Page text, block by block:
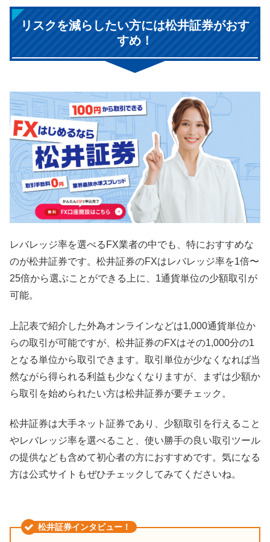
リスクを減らしたい方には松井証券がおす
すめ！
レバレッジ率を選べるFX業者の中でも、特におすすめな
のが松井証券です。松井証券のFXはレバレッジ率を1倍〜
25倍から選ぶことができる上に、1通貨単位の少額取引が
可能。
上記表で紹介した外為オンラインなどは1,000通貨単位か
らの取引が可能ですが、松井証券のFXはその1,000分の1
となる単位から取引できます。取引単位が少なくなれば当
然ながら得られる利益も少なくなりますが、まずは少額か
ら取引を始められたい方は松井証券が要チェック。
松井証券は大手ネット証券であり、少額取引を行えること
やレバレッジ率を選べること、使い勝手の良い取引ツール
の提供なども含めて初心者の方におすすめです。気になる
方は公式サイトもぜひチェックしてみてくださいね。
松井証券インタビュー！